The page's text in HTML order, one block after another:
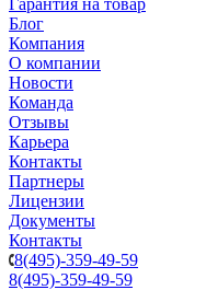
Гарантия на товар
Блог
Компания
О компании
Новости
Команда
Отзывы
Карьера
Контакты
Партнеры
Лицензии
Документы
Контакты
8(495)-359-49-59
8(495)-359-49-59